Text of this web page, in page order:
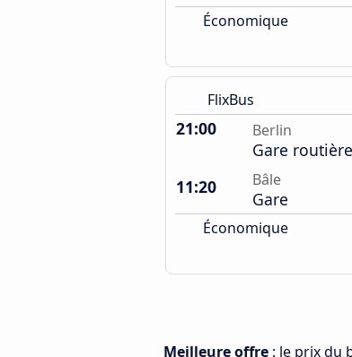
Économique
FlixBus
21:00 Berlin
Gare
11:20
Bâle
Gare
Économique
Meilleure offre : le prix du